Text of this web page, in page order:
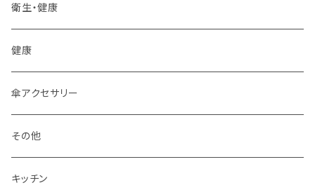
その他
フォーク
ティーポット
皿
箸
衛生・健康
健康
傘アクセサリー
その他
キッチン